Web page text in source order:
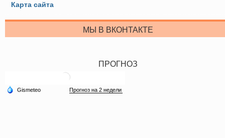
Карта сайта
МЫ В ВКОНТАКТЕ
ПРОГНОЗ